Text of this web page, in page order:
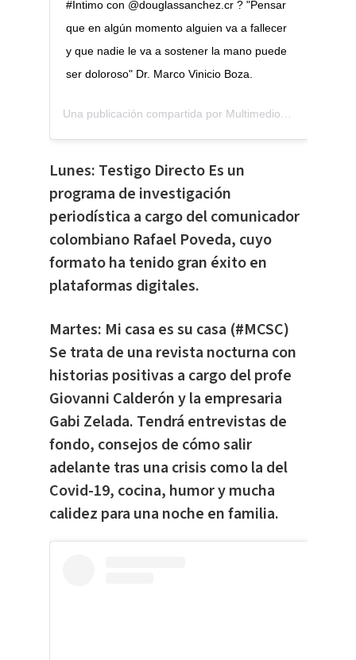
#Íntimo con @douglassanchez.cr ? "Pensar
que en algún momento alguien va a fallecer
y que nadie le va a sostener la mano puede
ser doloroso" Dr. Marco Vinicio Boza.
Una publicación compartida por Multimedios Costa Rica
Lunes: Testigo Directo Es un
programa de investigación
periodística a cargo del comunicador
colombiano Rafael Poveda, cuyo
formato ha tenido gran éxito en
plataformas digitales.
Martes: Mi casa es su casa (#MCSC)
Se trata de una revista nocturna con
historias positivas a cargo del profe
Giovanni Calderón y la empresaria
Gabi Zelada. Tendrá entrevistas de
fondo, consejos de cómo salir
adelante tras una crisis como la del
Covid-19, cocina, humor y mucha
calidez para una noche en familia.